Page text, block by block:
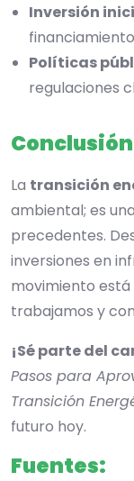
Inversión
Políticas
regulaciones
La transición
ambiental; es
precedentes.
inversiones en
movimiento
trabajamos y
¡Sé parte del
Pasos para
Transición
futuro hoy.
Fuentes: